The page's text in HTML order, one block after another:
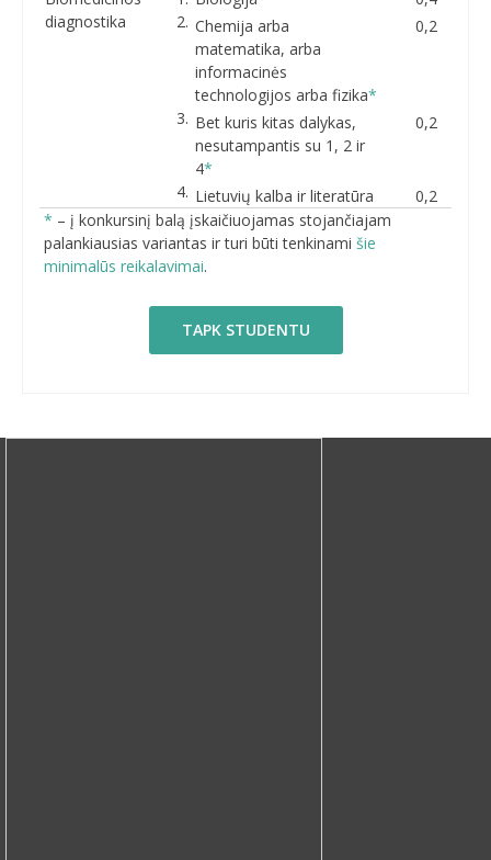
diagnostika
Chemija arba
matematika, arba
informacinės
technologijos arba fizika*
0,2
Bet kuris kitas dalykas,
nesutampantis su 1, 2 ir
4*
0,2
Lietuvių kalba ir literatūra
0,2
* – į konkursinį balą įskaičiuojamas stojančiajam
palankiausias variantas ir turi būti tenkinami šie
minimalūs reikalavimai.
TAPK STUDENTU